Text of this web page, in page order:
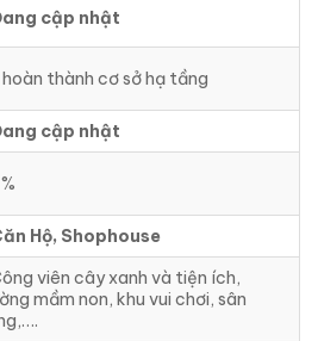
cập nhật
thành cơ sở hạ tầng
cập nhật
Hộ, Shophouse
viên cây xanh và tiện ích,
mầm non, khu vui chơi, sân